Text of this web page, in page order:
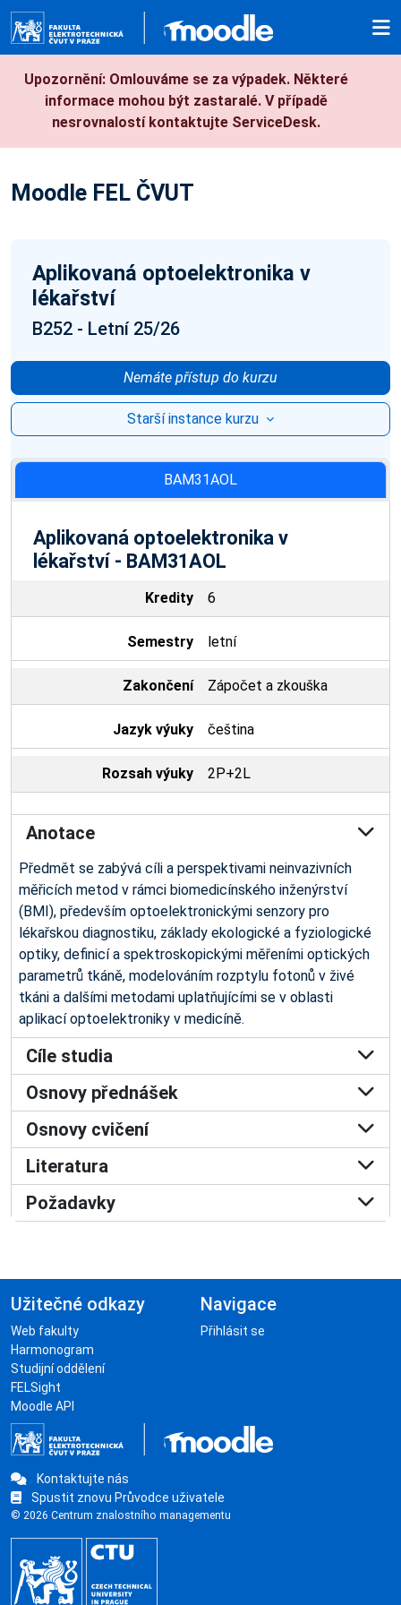
Upozornění: Omlouváme se za výpadek. Některé
informace mohou být zastaralé. V případě
nesrovnalostí kontaktujte ServiceDesk.
Moodle FEL ČVUT
Aplikovaná optoelektronika v
lékařství
B252 - Letní 25/26
Nemáte přístup do kurzu
Starší instance kurzu
BAM31AOL
Aplikovaná optoelektronika v
lékařství - BAM31AOL
Kredity 6
Semestry letní
Zakončení Zápočet a zkouška
Jazyk výuky čeština
Rozsah výuky 2P+2L
Anotace
Předmět se zabývá cíli a perspektivami neinvazivních
měřicích metod v rámci biomedicínského inženýrství
(BMI), především optoelektronickými senzory pro
lékařskou diagnostiku, základy ekologické a fyziologické
optiky, definicí a spektroskopickými měřeními optických
parametrů tkáně, modelováním rozptylu fotonů v živé
tkáni a dalšími metodami uplatňujícími se v oblasti
aplikací optoelektroniky v medicíně.
Cíle studia
Osnovy přednášek
Osnovy cvičení
Literatura
Požadavky
Kontaktujte nás
Spustit znovu Průvodce uživatele
© 2026 Centrum znalostního managementu
Užitečné odkazy
Web fakulty
Harmonogram
Studijní oddělení
FELSight
Moodle API
Navigace
Přihlásit se